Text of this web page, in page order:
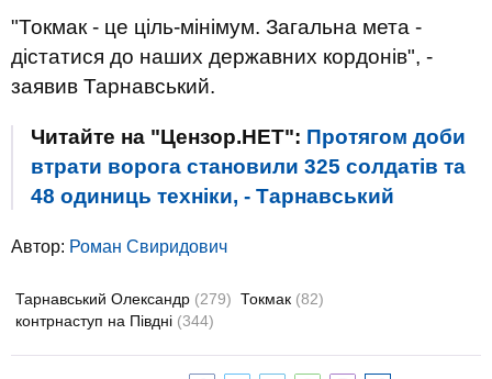
"Токмак - це ціль-мінімум. Загальна мета -
дістатися до наших державних кордонів", -
заявив Тарнавський.
Читайте на "Цензор.НЕТ": Протягом доби
втрати ворога становили 325 солдатів та
48 одиниць техніки, - Тарнавський
Автор: Роман Свиридович
Тарнавський Олександр (279) Токмак (82)
контрнаступ на Півдні (344)